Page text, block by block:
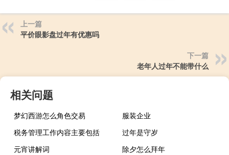
上一篇
平价眼影盘过年有优惠吗
下一篇
老年人过年不能带什么
相关问题
梦幻西游怎么角色交易
服装企业
税务管理工作内容主要包括
过年是守岁
元宵讲解词
除夕怎么拜年